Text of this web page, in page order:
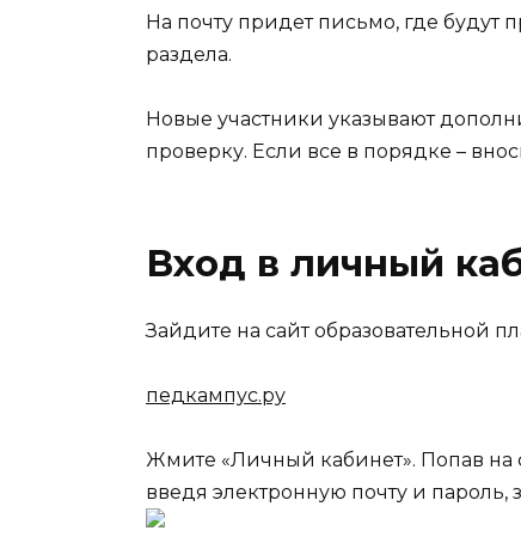
На почту придет письмо, где будут
раздела.
Новые участники указывают
проверку. Если все в порядке –
Вход в личный
Зайдите на сайт образовательной
педкампус.ру
Жмите «Личный кабинет». Попав на
введя электронную почту и пароль,